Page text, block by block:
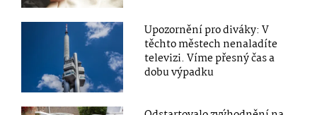
Upozornění pro diváky: V
těchto městech nenaladíte
televizi. Víme přesný čas a
dobu výpadku